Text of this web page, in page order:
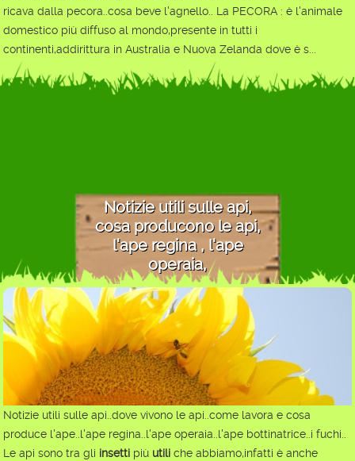
ricava dalla pecora..cosa beve l'agnello.. La PECORA : è l'animale
domestico più diffuso al mondo,presente in tutti i
continenti,addirittura in Australia e Nuova Zelanda dove è s...
Notizie utili sulle api,
cosa producono le api,
l'ape regina , l'ape
operaia,
Notizie utili sulle api..dove vivono le api..come lavora e cosa
produce l'ape..l'ape regina..l'ape operaia..l'ape bottinatrice..i fuchi..
Le api sono tra gli insetti più utiliche abbiamo,infatti è anche